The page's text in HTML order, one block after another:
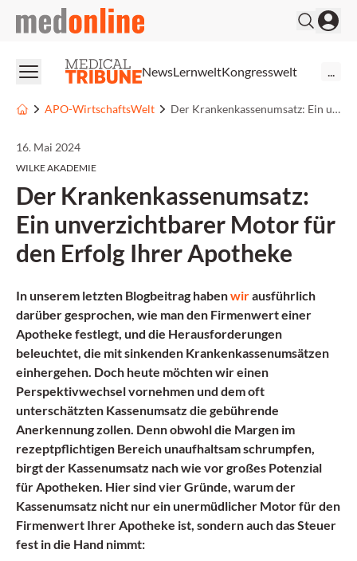
medonline
NewsLernweltKongresswelt
APO-WirtschaftsWelt Der Krankenkassenumsatz: Ein unverzichtbarer Motor für den Erfolg Ihrer Apotheke
16. Mai 2024
WILKE AKADEMIE
Der Krankenkassenumsatz:
Ein unverzichtbarer Motor für
den Erfolg Ihrer Apotheke
In unserem letzten Blogbeitrag habenwirausführlich
darüber gesprochen, wie man den Firmenwert einer
Apotheke festlegt, und die Herausforderungen
beleuchtet, die mit sinkenden Krankenkassenumsätzen
einhergehen. Doch heute möchten wir einen
Perspektivwechsel vornehmen und dem oft
unterschätzten Kassenumsatz die gebührende
Anerkennung zollen. Denn obwohl die Margen im
rezeptpflichtigen Bereich unaufhaltsam schrumpfen,
birgt der Kassenumsatz nach wie vor großes Potenzial
für Apotheken. Hier sind vier Gründe, warum der
Kassenumsatz nicht nur ein unermüdlicher Motor für den
Firmenwert Ihrer Apotheke ist, sondern auch das Steuer
fest in die Hand nimmt: